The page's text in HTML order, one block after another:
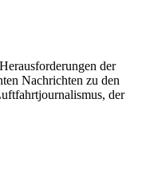
der
Nachrichten zu den
der